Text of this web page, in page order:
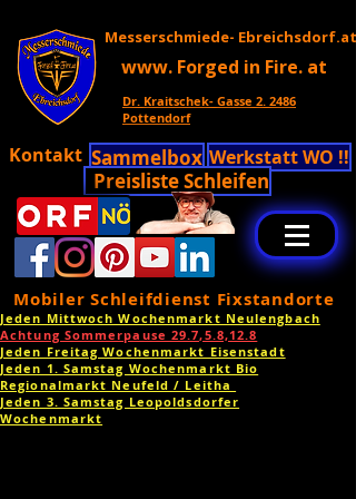
Messerschmiede- Ebreichsdorf.at
www. Forged in Fire. at
Dr. Kraitschek- Gasse 2. 2486
Pottendorf
Kontakt Sammelbox Werkstatt WO !!
Preisliste Schleifen
Mobiler Schleifdienst Fixstandorte
Jeden Mittwoch Wochenmarkt Neulengbach
Achtung Sommerpause 29.7,5.8,12.8
Jeden Freitag Wochenmarkt Eisenstadt
Jeden 1. Samstag Wochenmarkt Bio
Regionalmarkt Neufeld / Leitha
Jeden 3. Samstag Leopoldsdorfer
Wochenmarkt